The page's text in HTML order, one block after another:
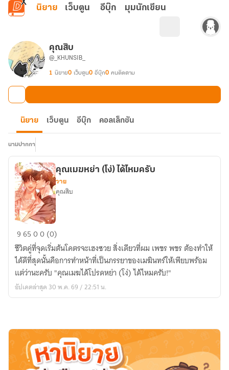
ข้ามไปยังเนื้อหาหลัก
นิยาย เว็บตูน อีบุ๊ก มุมนักเขียน
คุณสิบ
@_KHUNSIB_
1 นิยาย0 เว็บตูน0 อีบุ๊ก0 คนติดตาม
นิยาย เว็บตูน อีบุ๊ก คอลเล็กชัน
นามปากกา
คุณ
เมฆ
หย่า
(โง่)
ได้
ไหม
คุณเมฆหย่า (โง่) ได้ไหมครับ
วาย
คุณสิบ
96500 (0)
ชีวิตคู่ที่จุดเริ่มต้นโคตรจะเฮงซวย สิ่งเดียวที่ผม เพชร พชร ต้องทำให้
ได้ดีที่สุดนั้นคือการทำหน้าที่เป็นภรรยาของเมฆินทร์ให้เพียบพร้อม
แต่ว่านะครับ "คุณเมฆได้โปรดหย่า (โง่) ได้ไหมครับ!"
อัปเดตล่าสุด 30 พ.ค. 69 / 22:51 น.